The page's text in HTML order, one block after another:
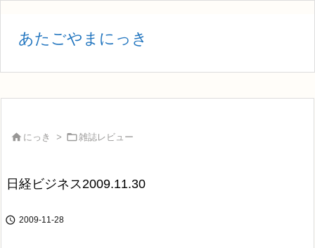
あたごやまにっき
 にっき > 雑誌レビュー
日経ビジネス2009.11.30
 2009-11-28